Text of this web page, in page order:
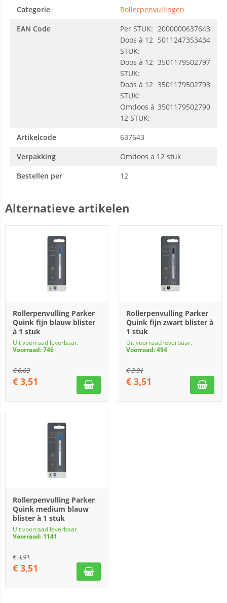
Categorie
Rollerpenvullingen
EAN Code
Per STUK: 2000000637643
Doos à 12
STUK:
5011247353434
Doos à 12
STUK:
3501179502797
Doos à 12
STUK:
3501179502793
Omdoos à
12 STUK:
3501179502790
Artikelcode
637643
Verpakking
Omdoos a 12 stuk
Bestellen per
12
Alternatieve artikelen
Rollerpenvulling Parker
Quink fijn blauw blister
à 1 stuk
Uit voorraad leverbaar.
Voorraad: 746
€6,63
€ 3,51
Rollerpenvulling Parker
Quink fijn zwart blister à
1 stuk
Uit voorraad leverbaar.
Voorraad: 494
€3,91
€ 3,51
Rollerpenvulling Parker
Quink medium blauw
blister à 1 stuk
Uit voorraad leverbaar.
Voorraad: 1141
€3,91
€ 3,51